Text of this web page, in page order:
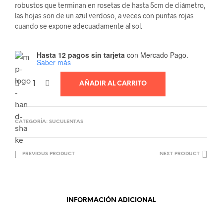
robustos que terminan en rosetas de hasta 5cm de diámetro,
las hojas son de un azul verdoso, a veces con puntas rojas
cuando se expone adecuadamente al sol.
Hasta 12 pagos sin tarjeta con Mercado Pago.
Saber más
AÑADIR AL CARRITO
CATEGORÍA: SUCULENTAS
PREVIOUS PRODUCT NEXT PRODUCT
INFORMACIÓN ADICIONAL